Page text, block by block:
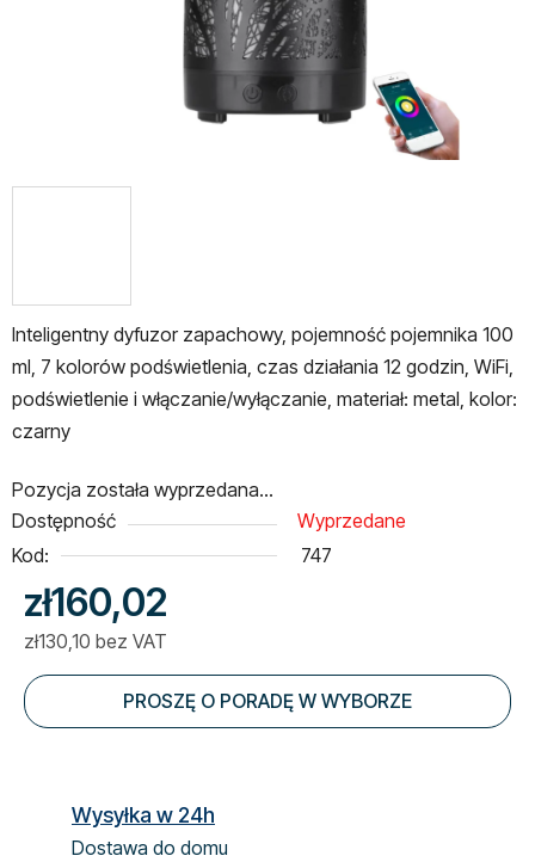
Inteligentny dyfuzor zapachowy, pojemność pojemnika 100
ml, 7 kolorów podświetlenia, czas działania 12 godzin, WiFi,
podświetlenie i włączanie/wyłączanie, materiał: metal, kolor:
czarny
Pozycja została wyprzedana…
Dostępność
Wyprzedane
Kod:
747
zł160,02
zł130,10 bez VAT
Cena jednostkowa:
PROSZĘ O PORADĘ W WYBORZE
Wysyłka w 24h
Dostawa do domu